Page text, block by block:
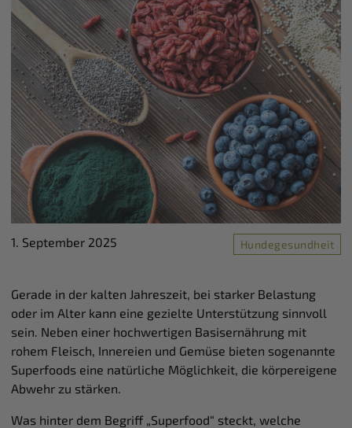
1. September 2025 Hundegesundheit
Gerade in der kalten Jahreszeit, bei starker Belastung
oder im Alter kann eine gezielte Unterstützung sinnvoll
sein. Neben einer hochwertigen Basisernährung mit
rohem Fleisch, Innereien und Gemüse bieten sogenannte
Superfoods eine natürliche Möglichkeit, die körpereigene
Abwehr zu stärken.
Was hinter dem Begriff „Superfood“ steckt, welche